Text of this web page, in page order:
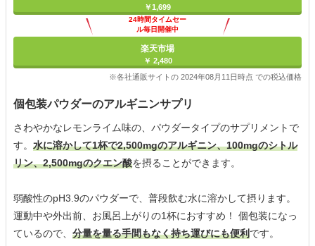
￥1,699
24時間タイムセー
ル毎日開催中
楽天市場
￥ 2,480
※各社通販サイトの 2024年08月11日時点 での税込価格
個包装パウダーのアルギニンサプリ
さわやかなレモンライム味の、パウダータイプのサプリメントで
す。 水に溶かして1杯で2,500mgのアルギニン、100mgのシトル
リン、2,500mgのクエン酸を摂ることができます。
弱酸性のpH3.9のパウダーで、普段飲む水に溶かして摂ります。
運動中や外出前、お風呂上がりの1杯におすすめ！ 個包装になっ
ているので、 分量を量る手間もなく持ち運びにも便利です。